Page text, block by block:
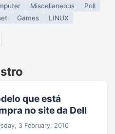
Miscellaneous
Poll
Games LINUX
que está
no site da Dell
3 February, 2010